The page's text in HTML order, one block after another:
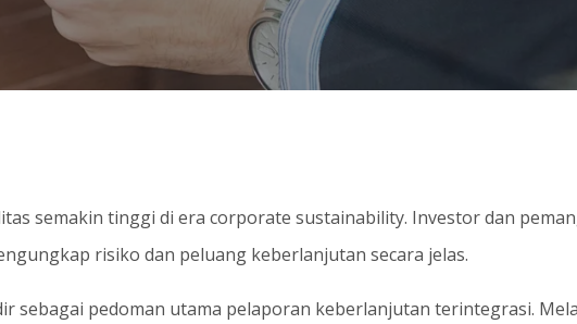
semakin tinggi di era corporate sustainability. Investor dan
risiko dan peluang keberlanjutan secara jelas.
sebagai pedoman utama pelaporan keberlanjutan terintegrasi.